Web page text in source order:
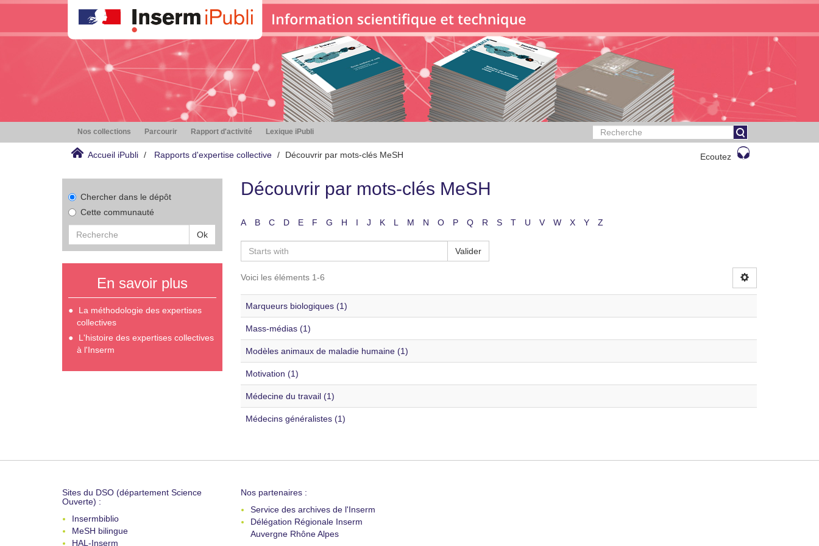
Nos collections Parcourir Rapport d'activité Lexique iPubli
Accueil iPubli Rapports d'expertise collective Découvrir par mots-clés MeSH Ecoutez
Chercher dans le dépôt
Cette communauté
Ok
En savoir plus
La méthodologie des expertises
collectives
L'histoire des expertises collectives
à l'Inserm
Découvrir par mots-clés MeSH
A B C D E F G H I J K L M N O P Q R S T U V W X Y Z
Valider
Voici les éléments 1-6
Marqueurs biologiques (1)
Mass-médias (1)
Modèles animaux de maladie humaine (1)
Motivation (1)
Médecine du travail (1)
Médecins généralistes (1)
Sites du DSO (département Science
Ouverte) :
Insermbiblio
MeSH bilingue
HAL-Inserm
Nos partenaires :
Service des archives de l'Inserm
Délégation Régionale Inserm
Auvergne Rhône Alpes